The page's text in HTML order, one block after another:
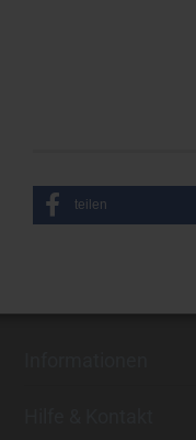
teilen